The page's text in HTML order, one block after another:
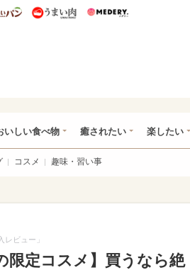
集
めし うまいパン うまい肉
いしい食べ物 癒されたい 楽したい
コスメ 趣味・習い事
ビュー」
限定コスメ】買うなら絶